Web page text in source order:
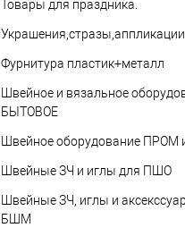
Товары для праздника.
Украшения,стразы,аппликации.
Фурнитура пластик+металл
Швейное и вязальное
БЫТОВОЕ
Швейное оборудование ПРОМ
Швейные ЗЧ и иглы для ПШО
Швейные ЗЧ, иглы и
БШМ